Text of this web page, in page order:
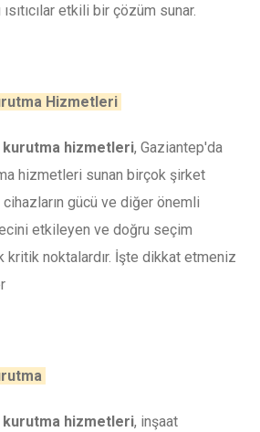
etkili bir çözüm sunar.
Hizmetleri
kurutma hizmetleri, Gaziantep'da
hizmetleri sunan birçok şirket
cihazların gücü ve diğer önemli
etkileyen ve doğru seçim
kritik noktalardır. İşte dikkat etmeniz
kurutma hizmetleri, inşaat